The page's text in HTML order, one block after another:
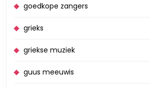
goedkope zangers
grieks
griekse muziek
guus meeuwis